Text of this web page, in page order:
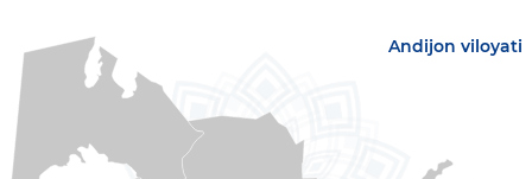
Andijon viloyati